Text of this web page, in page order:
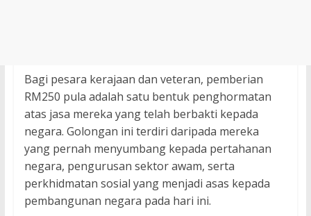
Bagi pesara kerajaan dan veteran, pemberian
RM250 pula adalah satu bentuk penghormatan
atas jasa mereka yang telah berbakti kepada
negara. Golongan ini terdiri daripada mereka
yang pernah menyumbang kepada pertahanan
negara, pengurusan sektor awam, serta
perkhidmatan sosial yang menjadi asas kepada
pembangunan negara pada hari ini.